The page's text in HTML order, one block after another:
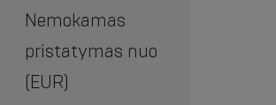
Nemokamas
pristatymas nuo
(EUR)